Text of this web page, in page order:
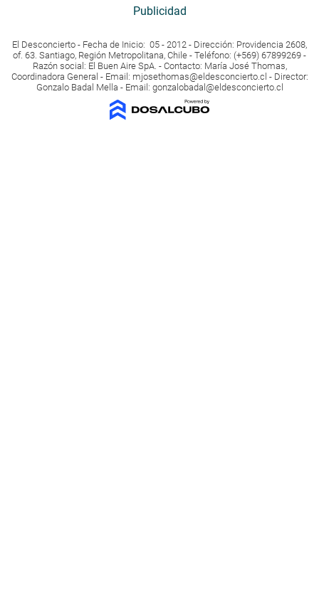
Publicidad
El Desconcierto - Fecha de Inicio: 05 - 2012 - Dirección: Providencia 2608,
of. 63. Santiago, Región Metropolitana, Chile - Teléfono: (+569) 67899269 -
Razón social: El Buen Aire SpA. - Contacto: María José Thomas,
Coordinadora General - Email: mjosethomas@eldesconcierto.cl - Director:
Gonzalo Badal Mella - Email: gonzalobadal@eldesconcierto.cl